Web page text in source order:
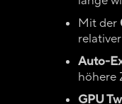
Mit der
Auto-
höhere
GPU